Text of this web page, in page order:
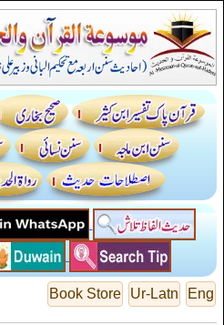
Eng
Ur-Latn
Book Store